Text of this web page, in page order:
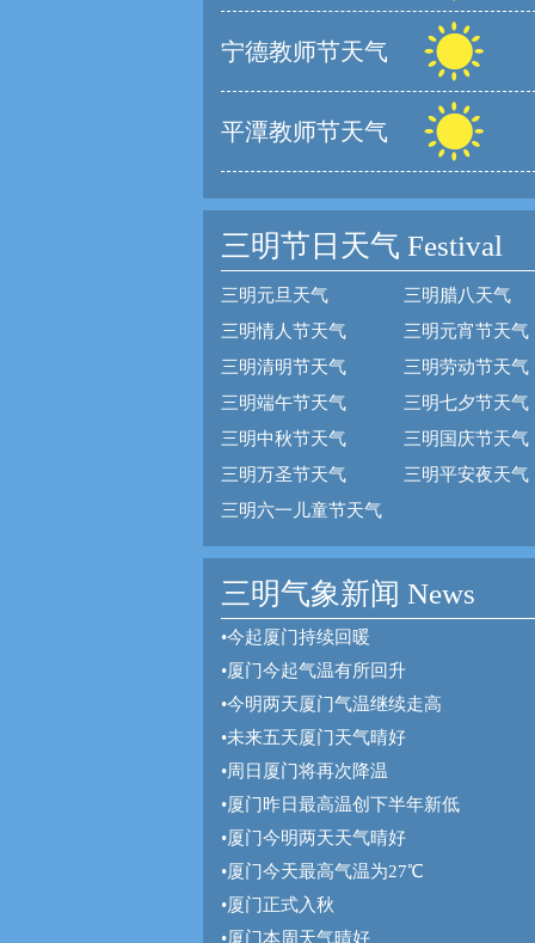
宁德教师节天气
平潭教师节天气
三明节日天气 Festival
三明元旦天气
三明腊八天气
三明情人节天气
三明元宵节天气
三明清明节天气
三明劳动节天气
三明端午节天气
三明七夕节天气
三明中秋节天气
三明国庆节天气
三明万圣节天气
三明平安夜天气
三明六一儿童节天气
三明气象新闻 News
•今起厦门持续回暖
•厦门今起气温有所回升
•今明两天厦门气温继续走高
•未来五天厦门天气晴好
•周日厦门将再次降温
•厦门昨日最高温创下半年新低
•厦门今明两天天气晴好
•厦门今天最高气温为27℃
•厦门正式入秋
•厦门本周天气晴好